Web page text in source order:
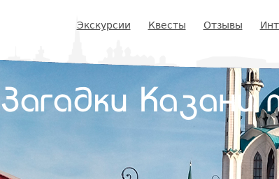
Экскурсии Квесты Отзывы
Загадки Казани